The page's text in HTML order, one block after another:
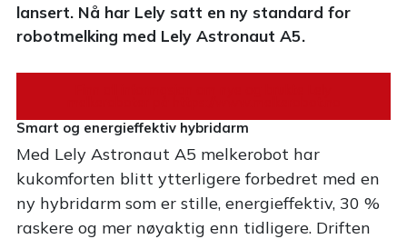
lansert. Nå har Lely satt en ny standard for
robotmelking med Lely Astronaut A5.
Smart og energieffektiv hybridarm
Med Lely Astronaut A5 melkerobot har
kukomforten blitt ytterligere forbedret med en
ny hybridarm som er stille, energieffektiv, 30 %
raskere og mer nøyaktig enn tidligere. Driften